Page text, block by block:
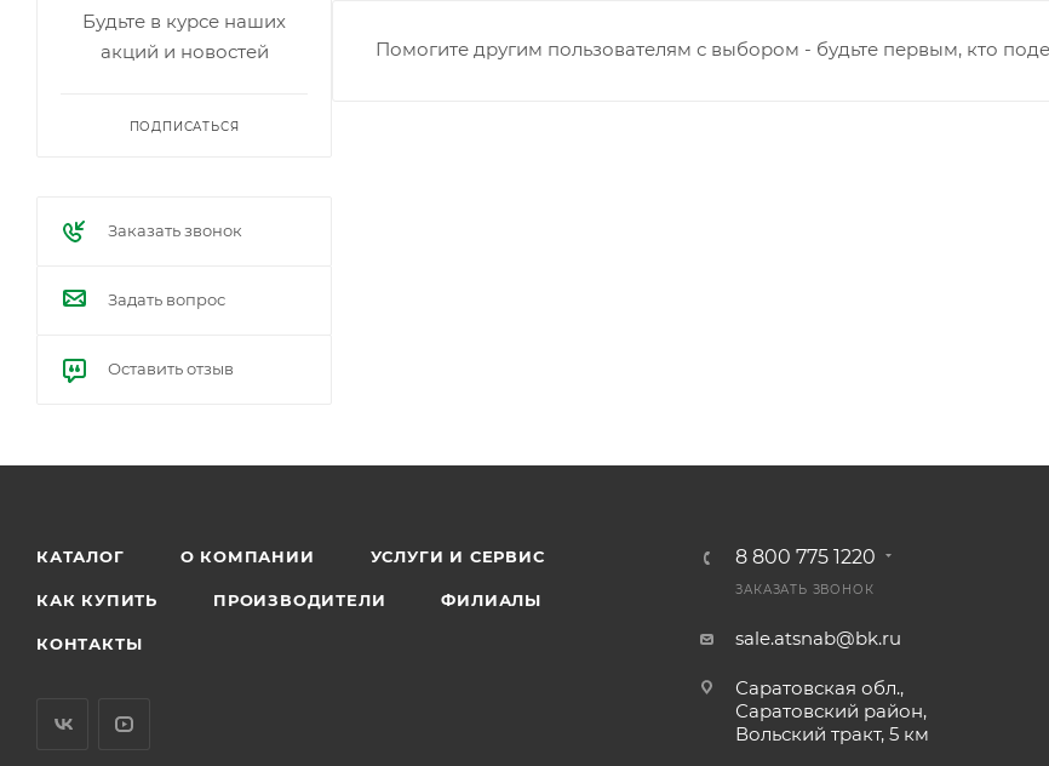
Помогите другим пользователям с выбором - будьте первым, кто
Будьте в курсе наших
акций и новостей
ПОДПИСАТЬСЯ
Заказать звонок
Задать вопрос
Оставить отзыв
КАТАЛОГ О КОМПАНИИ УСЛУГИ И СЕРВИС
КАК КУПИТЬ ПРОИЗВОДИТЕЛИ ФИЛИАЛЫ
КОНТАКТЫ
8 800 775 1220
ЗАКАЗАТЬ ЗВОНОК
sale.atsnab@bk.ru
Саратовская обл.,
Саратовский район,
Вольский тракт, 5 км